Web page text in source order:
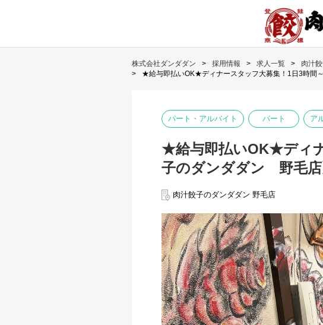
株式会社ダンダダン 採用情報 求人一覧
肉汁
★給与即払いOK★ディナースタッフ大募集！1日3時間
パート・アルバイト パート ア
★給与即払いOK★ディ
子のダンダダン 野毛店
肉汁餃子のダンダダン 野毛店